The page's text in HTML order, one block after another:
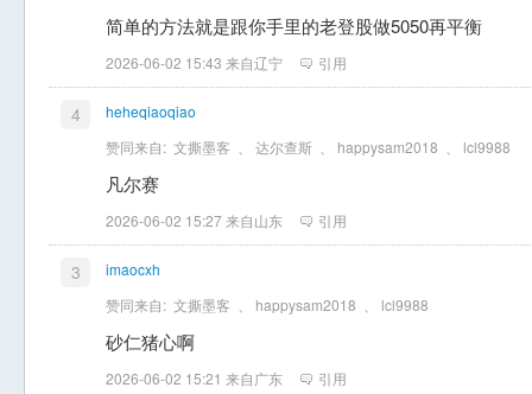
简单的方法就是跟你手里的老登股做5050再平衡
2026-06-02 15:43 来自辽宁 引用
4
heheqiaoqiao
赞同来自: 文撕墨客 达尔查斯 happysam2018 lcl9988
凡尔赛
2026-06-02 15:27 来自山东 引用
3
imaocxh
赞同来自: 文撕墨客 happysam2018 lcl9988
砂仁猪心啊
2026-06-02 15:21 来自广东 引用